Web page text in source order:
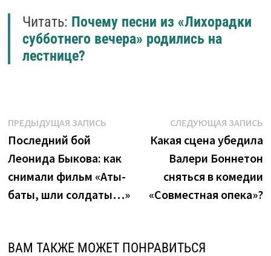
Читать: Почему песни из «Лихорадки
субботнего вечера» родились на
лестнице?
Навигация
по
записям
ПРЕДЫДУЩАЯ ЗАПИСЬПредыдущая
Последний бой
Леонида Быкова: как
снимали фильм «Аты-
баты, шли солдаты…»
СЛЕДУЮЩАЯ ЗАПИСЬ
Какая сцена убедила
Валери Боннетон
сняться в комедии
«Совместная опека»?
ВАМ ТАКЖЕ МОЖЕТ ПОНРАВИТЬСЯ